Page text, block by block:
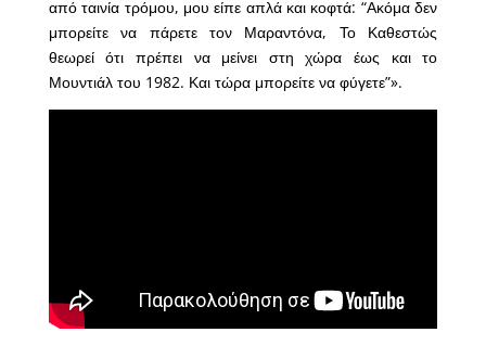
από ταινία τρόμου, μου είπε απλά και κοφτά: “Ακόμα δεν
μπορείτε να πάρετε τον Μαραντόνα, Το Καθεστώς
θεωρεί ότι πρέπει να μείνει στη χώρα έως και το
Μουντιάλ του 1982. Και τώρα μπορείτε να φύγετε”».